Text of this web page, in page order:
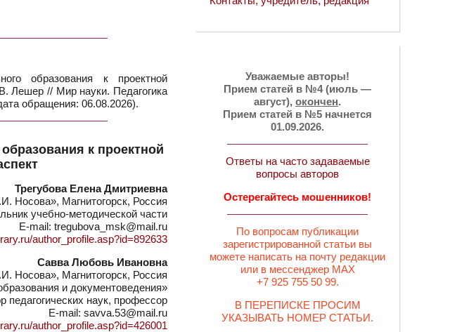
образования к проектной
Лешер // Мир науки. Педагогика
обращения: 06.08.2026).
к проектной
Трегубова Елена Дмитриевна
Носова», Магнитогорск, Россия
учебно-методической части
E-mail: tregubova_msk@mail.ru
author_profile.asp?id=892633
Савва Любовь Ивановна
Носова», Магнитогорск, Россия
и документоведения»
педагогических наук, профессор
E-mail: savva.53@mail.ru
author_profile.asp?id=426001
Уважаемые авторы!
Прием статей в №4 (июль —
август), окончен.
Прием статей в №5 начнется
01.09.2026.
Ответы на часто задаваемые
вопросы авторов
Остерегайтесь мошенников!
По вопросам публикации
зарегистрированной статьи вы
можете написать на почту редакции
или в мессенджер MAX
+7 925 755 50 99.
В ПЕРЕПИСКЕ ПРОСИМ
УКАЗЫВАТЬ НОМЕР СТАТЬИ.